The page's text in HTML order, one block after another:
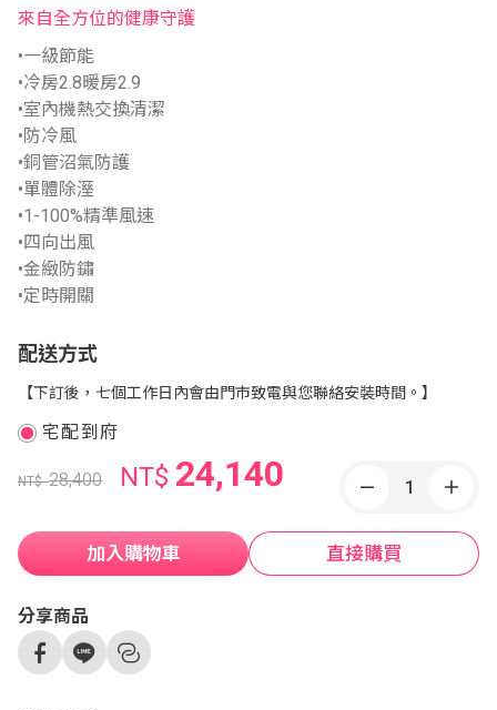
來自全方位的健康守護
•一級節能
•冷房2.8暖房2.9
•室內機熱交換清潔
•防冷風
•銅管沼氣防護
•單體除溼
•1-100%精準風速
•四向出風
•金緻防鏽
•定時開關
配送方式
【下訂後，七個工作日內會由門市致電與您聯絡安裝時間。】
宅配到府
NT$28,400 NT$ 24,140
加入購物車 直接購買
分享商品